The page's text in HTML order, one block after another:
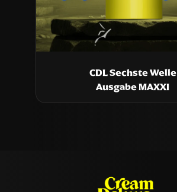
CDL Sechste Welle
Ausgabe MAXXI